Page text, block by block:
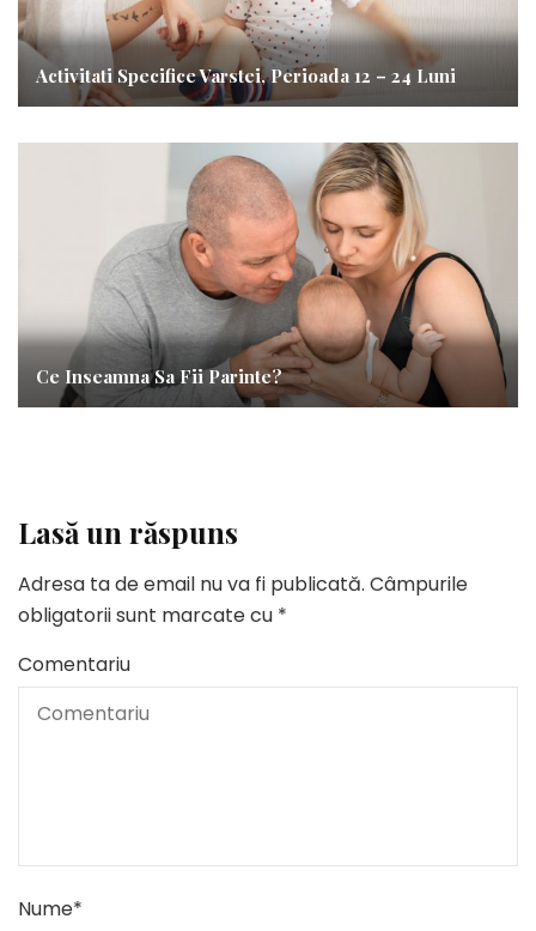
Activitati Specifice Varstei, Perioada 12 – 24 Luni
Ce Inseamna Sa Fii Parinte?
Lasă un răspuns
Adresa ta de email nu va fi publicată. Câmpurile
obligatorii sunt marcate cu *
Comentariu
Nume*